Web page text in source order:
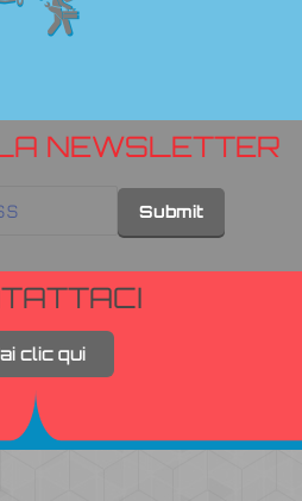
NEWSLETTER
clic qui